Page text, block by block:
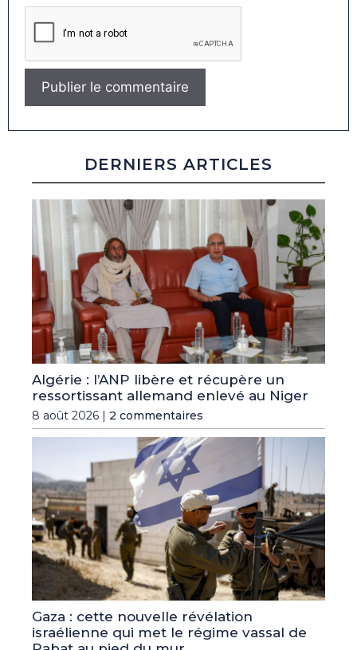
DERNIERS ARTICLES
Algérie : l’ANP libère et récupère un
ressortissant allemand enlevé au Niger
8 août 2026 | 2 commentaires
Gaza : cette nouvelle révélation
israélienne qui met le régime vassal de